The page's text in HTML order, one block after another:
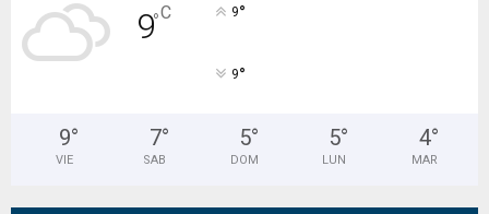
9°C 9°
9°
9°
VIE
7°
SAB
5°
DOM
5°
LUN
4°
MAR